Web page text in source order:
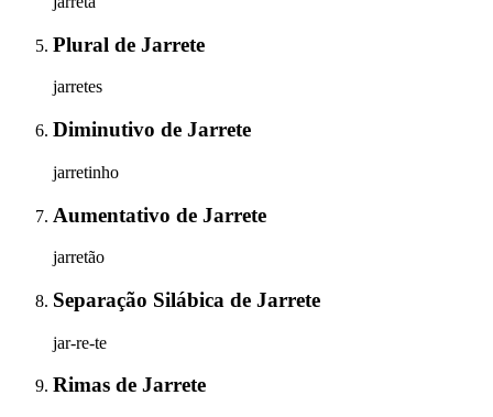
Plural de Jarrete
jarretes
Diminutivo de Jarrete
jarretinho
Aumentativo de Jarrete
jarretão
Separação Silábica de Jarrete
jar-re-te
Rimas de Jarrete